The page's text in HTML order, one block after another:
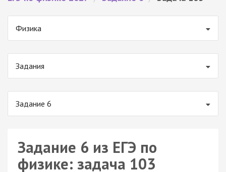
Физика
Задания
Задание 6
Задание 6 из ЕГЭ по
физике: задача 103